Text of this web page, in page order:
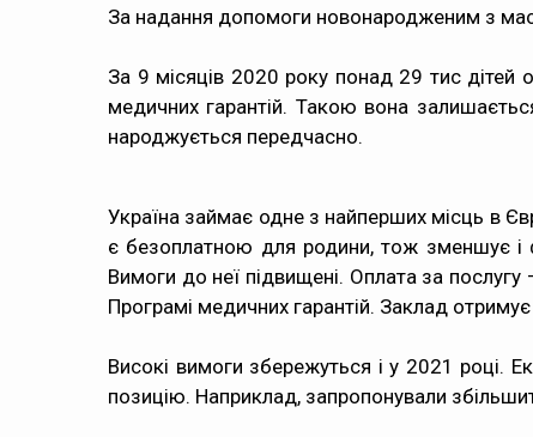
За надання допомоги новонародженим з
За 9 місяців 2020 року понад 29 тис дітей
медичних гарантій. Такою вона
народжується передчасно.
Україна займає одне з найперших місць в
є безоплатною для родини, тож зменшує і
Вимоги до неї підвищені. Оплата за
Програмі медичних гарантій. Заклад
Високі вимоги збережуться і у 2021 році.
позицію. Наприклад, запропонували